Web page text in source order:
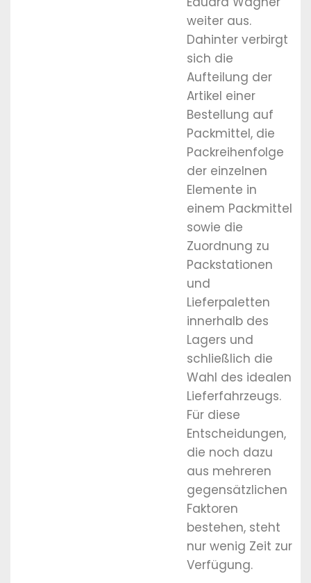
weiter aus.
Dahinter verbirgt
sich die
Aufteilung der
Artikel einer
Bestellung auf
Packmittel, die
Packreihenfolge
der einzelnen
Elemente in
einem Packmittel
sowie die
Zuordnung zu
Packstationen
und
Lieferpaletten
innerhalb des
Lagers und
schließlich die
Wahl des idealen
Lieferfahrzeugs.
Für diese
Entscheidungen,
die noch dazu
aus mehreren
gegensätzlichen
Faktoren
bestehen, steht
nur wenig Zeit zur
Verfügung.